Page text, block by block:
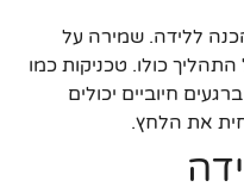
ללידה. שמירה על
כולו. טכניקות כמו
חיוביים יכולים
את הלחץ.